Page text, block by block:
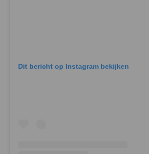
Dit bericht op Instagram bekijken